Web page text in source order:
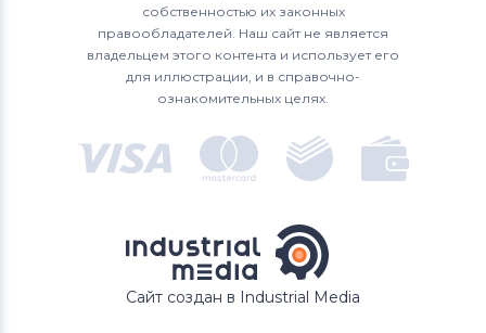
собственностью их законных
правообладателей. Наш сайт не является
владельцем этого контента и использует его
для иллюстрации, и в справочно-
ознакомительных целях.
Сайт создан в Industrial Media